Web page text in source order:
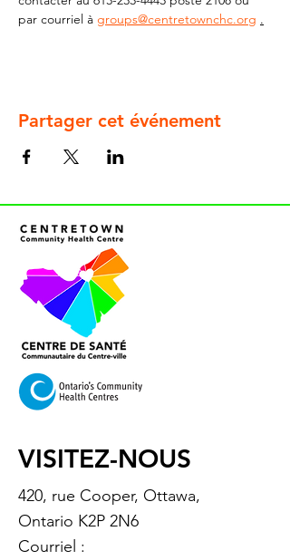
par courriel à groups@centretownchc.org .
Partager cet événement
VISITEZ-NOUS
420, rue Cooper, Ottawa,
Ontario K2P 2N6
Courriel :